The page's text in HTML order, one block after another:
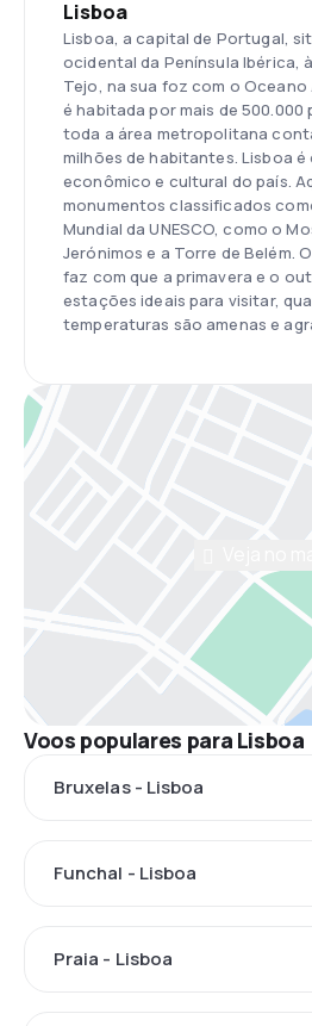
Lisboa
Lisboa, a capital de Portugal,
ocidental da Península Ibérica,
Tejo, na sua foz com o
é habitada por mais de
toda a área metropolitana
milhões de habitantes. Lisboa
econômico e cultural do país.
monumentos classificados
Mundial da UNESCO, como o
Jerónimos e a Torre de Belém.
faz com que a primavera e o
estações ideais para visitar,
temperaturas são amenas e
Voos populares para Lisboa
Bruxelas - Lisboa
Funchal - Lisboa
Praia - Lisboa